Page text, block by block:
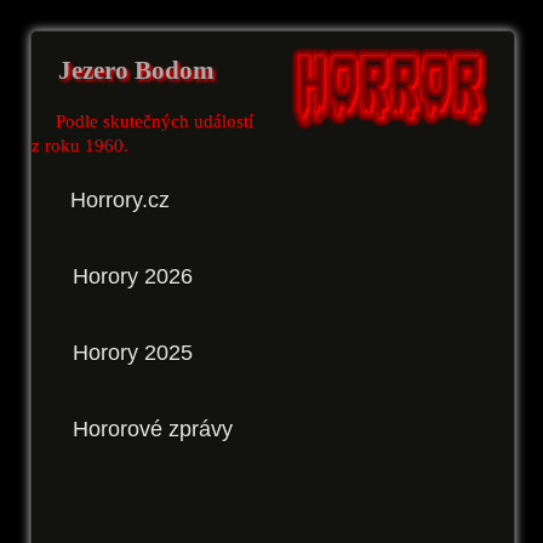
Jezero Bodom
Podle skutečných událostí
z roku 1960.
Horrory.cz
Horory 2026
Horory 2025
Hororové zprávy